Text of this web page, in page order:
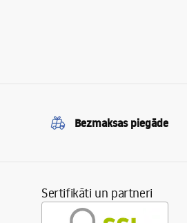
Bezmaksas piegāde
Sertifikāti un partneri